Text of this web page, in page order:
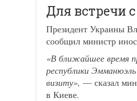
Для встречи
Президент Украины
сообщил министр
«В ближайшее время
республики
визиту», — сказал
в Киеве.